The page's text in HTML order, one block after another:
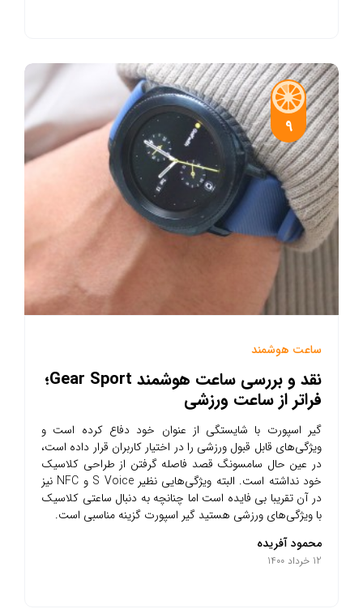
9
ساعت هوشمند
نقد و بررسی ساعت هوشمند Gear Sport؛
فراتر از ساعت ورزشی
گیر اسپورت با شایستگی از عنوان خود دفاع کرده است و
ویژگی‌های قابل قبول ورزشی را در اختیار کاربران قرار داده است،
در عین حال سامسونگ قصد فاصله گرفتن از طراحی کلاسیک
خود نداشته است. البته ویژگی‌هایی نظیر S Voice و NFC نیز
در آن تقریبا بی فایده است اما چنانچه به دنبال ساعتی کلاسیک
با ویژگی‌های ورزشی هستید گیر اسپورت گزینه مناسبی است.
محمود آفریده
12 خرداد 1400